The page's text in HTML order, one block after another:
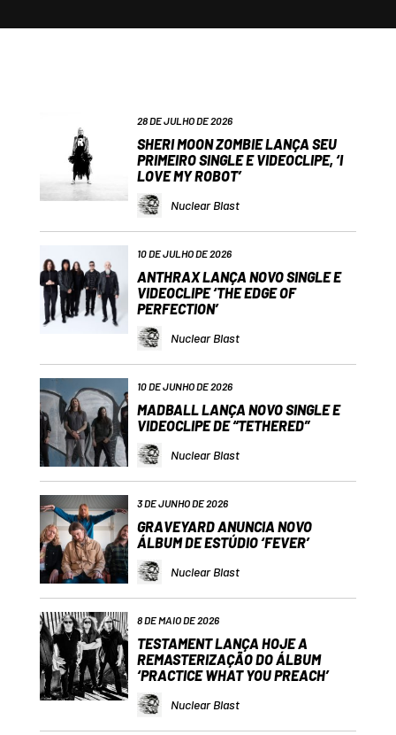
28 DE JULHO DE 2026
SHERI MOON ZOMBIE LANÇA SEU
PRIMEIRO SINGLE E VIDEOCLIPE, ‘I
LOVE MY ROBOT’
Nuclear Blast
10 DE JULHO DE 2026
ANTHRAX LANÇA NOVO SINGLE E
VIDEOCLIPE ‘THE EDGE OF
PERFECTION’
Nuclear Blast
10 DE JUNHO DE 2026
MADBALL LANÇA NOVO SINGLE E
VIDEOCLIPE DE “TETHERED”
Nuclear Blast
3 DE JUNHO DE 2026
GRAVEYARD ANUNCIA NOVO
ÁLBUM DE ESTÚDIO ‘FEVER’
Nuclear Blast
8 DE MAIO DE 2026
TESTAMENT LANÇA HOJE A
REMASTERIZAÇÃO DO ÁLBUM
‘PRACTICE WHAT YOU PREACH’
Nuclear Blast